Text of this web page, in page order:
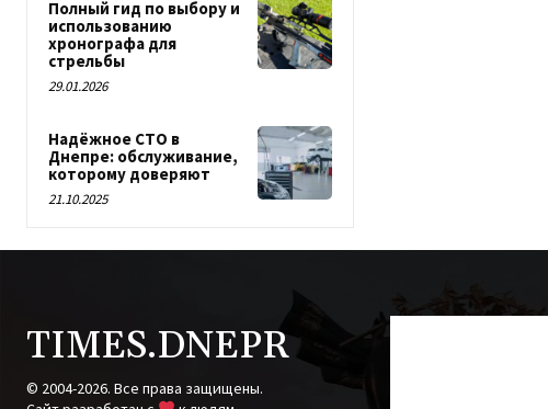
Полный гид по выбору и
использованию
хронографа для
стрельбы
29.01.2026
Надёжное СТО в
Днепре: обслуживание,
которому доверяют
21.10.2025
TIMES.DNEPR
© 2004-2026. Все права защищены.